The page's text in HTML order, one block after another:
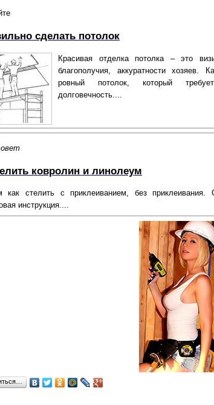
сделать потолок
Красивая отделка потолка – это
благополучия, аккуратности хозяев.
ровный потолок, который
долговечность....
ковролин и линолеум
стелить с приклеиванием, без приклеивания.
инструкция....